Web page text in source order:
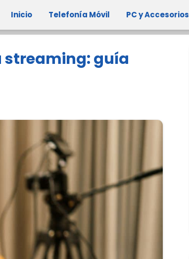
Inicio Telefonía Móvil PC y Accesorios
streaming: guía